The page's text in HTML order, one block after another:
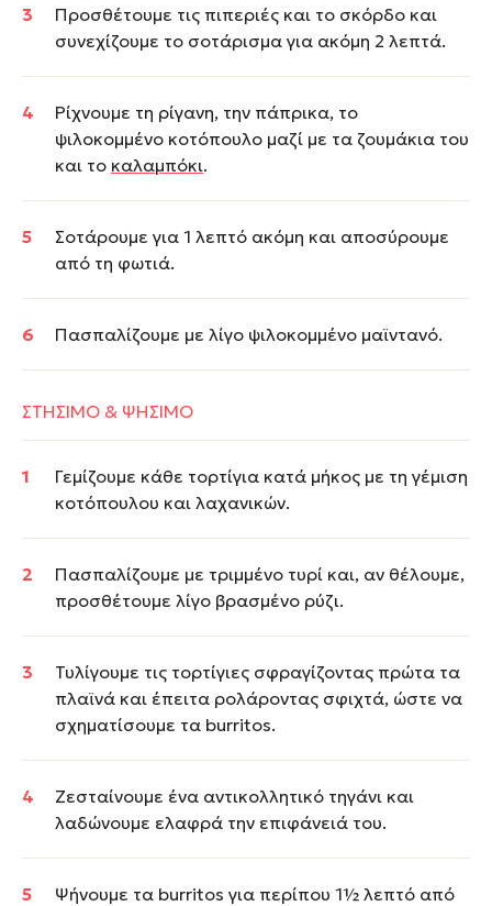
Προσθέτουμε τις πιπεριές και το σκόρδο και
συνεχίζουμε το σοτάρισμα για ακόμη 2 λεπτά.
Ρίχνουμε τη ρίγανη, την πάπρικα, το
ψιλοκομμένο κοτόπουλο μαζί με τα ζουμάκια του
και το καλαμπόκι.
Σοτάρουμε για 1 λεπτό ακόμη και αποσύρουμε
από τη φωτιά.
Πασπαλίζουμε με λίγο ψιλοκομμένο μαϊντανό.
ΣΤΗΣΙΜΟ & ΨΗΣΙΜΟ
Γεμίζουμε κάθε τορτίγια κατά μήκος με τη γέμιση
κοτόπουλου και λαχανικών.
Πασπαλίζουμε με τριμμένο τυρί και, αν θέλουμε,
προσθέτουμε λίγο βρασμένο ρύζι.
Τυλίγουμε τις τορτίγιες σφραγίζοντας πρώτα τα
πλαϊνά και έπειτα ρολάροντας σφιχτά, ώστε να
σχηματίσουμε τα burritos.
Ζεσταίνουμε ένα αντικολλητικό τηγάνι και
λαδώνουμε ελαφρά την επιφάνειά του.
Ψήνουμε τα burritos για περίπου 1½ λεπτό από